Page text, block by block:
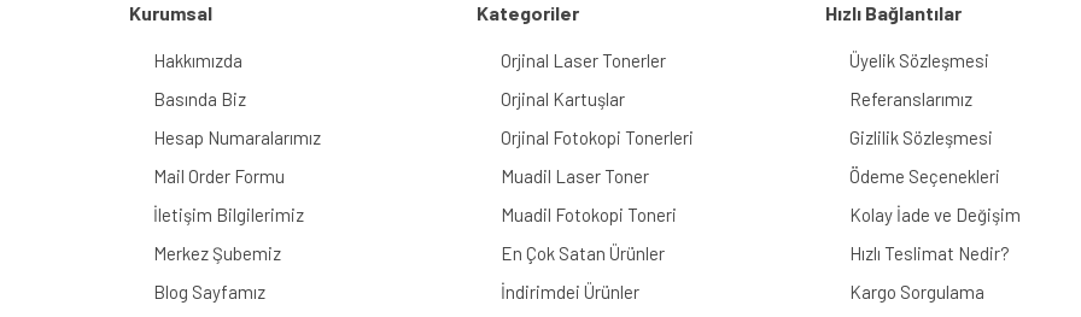
Kurumsal
Hakkımızda
Basında Biz
Hesap Numaralarımız
Mail Order Formu
İletişim Bilgilerimiz
Merkez Şubemiz
Blog Sayfamız
Kategoriler
Orjinal Laser Tonerler
Orjinal Kartuşlar
Orjinal Fotokopi Tonerleri
Muadil Laser Toner
Muadil Fotokopi Toneri
En Çok Satan Ürünler
İndirimdei Ürünler
Hızlı Bağlantılar
Üyelik Sözleşmesi
Referanslarımız
Gizlilik Sözleşmesi
Ödeme Seçenekleri
Kolay İade ve Değişim
Hızlı Teslimat Nedir?
Kargo Sorgulama